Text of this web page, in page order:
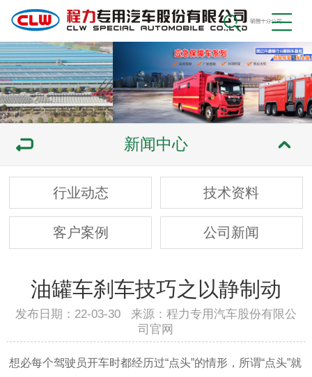
新闻中心
行业动态 技术资料
客户案例 公司新闻
油罐车刹车技巧之以静制动
发布日期：22-03-30 来源：程力专用汽车股份有限公
司官网
想必每个驾驶员开车时都经历过“点头”的情形，所谓“点头”就